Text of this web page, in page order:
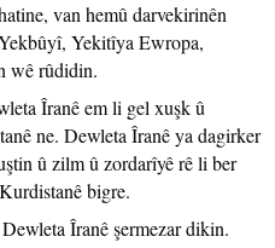
van hemû darvekirinên
Yekitîya Ewropa,
wê rûdidin.
Îranê em li gel xuşk û
ne. Dewleta Îranê ya dagirker
û zilm û zordarîyê rê li ber
bigre.
Îranê şermezar dikin.